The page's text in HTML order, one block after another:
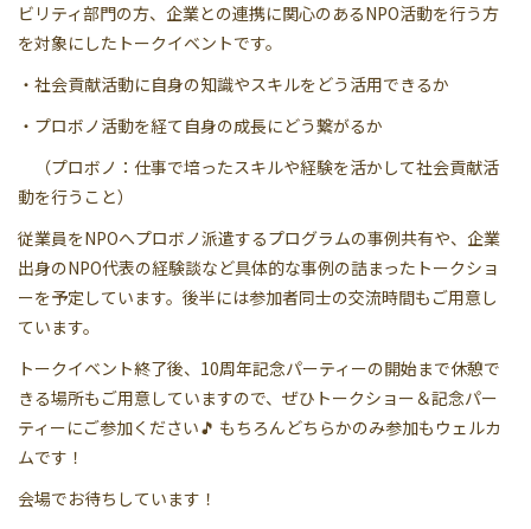
ビリティ部門の方、企業との連携に関心のあるNPO活動を行う方
を対象にしたトークイベントです。
・社会貢献活動に自身の知識やスキルをどう活用できるか
・プロボノ活動を経て自身の成長にどう繋がるか
（プロボノ：仕事で培ったスキルや経験を活かして社会貢献活
動を行うこと）
従業員をNPOへプロボノ派遣するプログラムの事例共有や、企業
出身のNPO代表の経験談など具体的な事例の詰まったトークショ
ーを予定しています。後半には参加者同士の交流時間もご用意し
ています。
トークイベント終了後、10周年記念パーティーの開始まで休憩で
きる場所もご用意していますので、ぜひトークショー＆記念パー
ティーにご参加ください🎵 もちろんどちらかのみ参加もウェルカ
ムです！
会場でお待ちしています！